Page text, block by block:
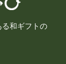
る和ギフトの